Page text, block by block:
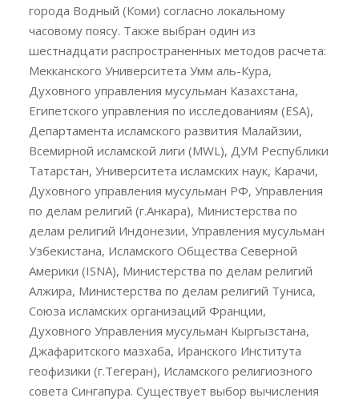
города Водный (Коми) согласно локальному
часовому поясу. Также выбран один из
шестнадцати распространенных методов расчета:
Мекканского Университета Умм аль-Кура,
Духовного управления мусульман Казахстана,
Египетского управления по исследованиям (ESA),
Департамента исламского развития Малайзии,
Всемирной исламской лиги (MWL), ДУМ Республики
Татарстан, Университета исламских наук, Карачи,
Духовного управления мусульман РФ, Управления
по делам религий (г.Анкара), Министерства по
делам религий Индонезии, Управления мусульман
Узбекистана, Исламского Общества Северной
Америки (ISNA), Министерства по делам религий
Алжира, Министерства по делам религий Туниса,
Союза исламских организаций Франции,
Духовного Управления мусульман Кыргызстана,
Джафаритского мазхаба, Иранского Института
геофизики (г.Тегеран), Исламского религиозного
совета Сингапура. Существует выбор вычисления